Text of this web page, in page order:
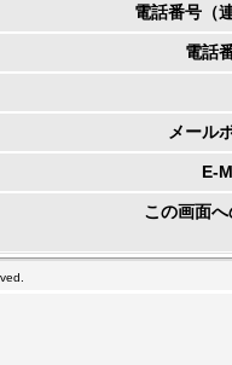
電話番号（
電話
メール
E-
この画面